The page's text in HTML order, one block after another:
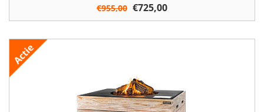
€955,00 Oorspronkelijke
prijs
was:
€725,00
prijs
is: